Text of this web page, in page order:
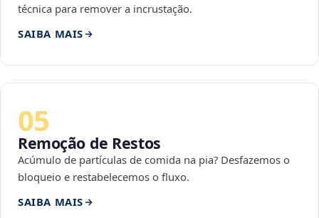
técnica para remover a incrustação.
SAIBA MAIS
05
Remoção de Restos
Acúmulo de partículas de comida na pia? Desfazemos o
bloqueio e restabelecemos o fluxo.
SAIBA MAIS